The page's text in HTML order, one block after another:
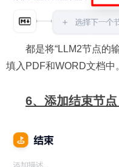
都是将“LLM2节点的
填入PDF和WORD文档中
6、添加结束节点